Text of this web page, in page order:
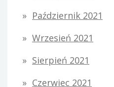
Październik 2021
Wrzesień 2021
Sierpień 2021
Czerwiec 2021